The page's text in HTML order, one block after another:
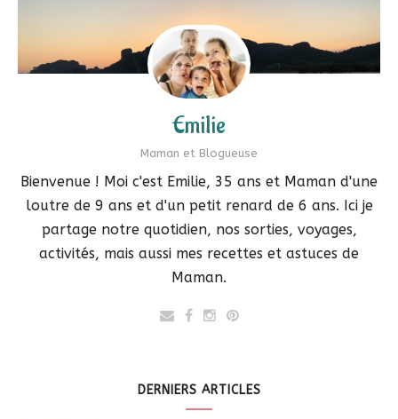
Emilie
Maman et Blogueuse
Bienvenue ! Moi c'est Emilie, 35 ans et Maman d'une
loutre de 9 ans et d'un petit renard de 6 ans. Ici je
partage notre quotidien, nos sorties, voyages,
activités, mais aussi mes recettes et astuces de
Maman.
DERNIERS ARTICLES